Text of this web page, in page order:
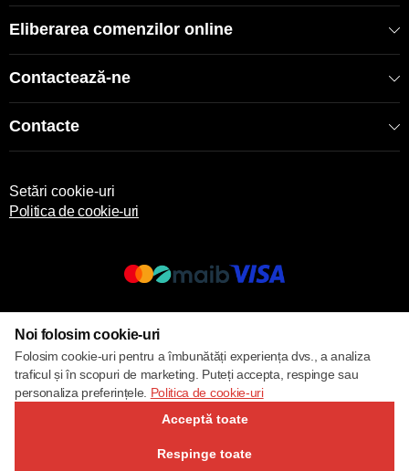
Eliberarea comenzilor online
Contactează-ne
Contacte
Setări cookie-uri
Politica de cookie-uri
Noi folosim cookie-uri
Folosim cookie-uri pentru a îmbunătăți experiența dvs., a analiza
traficul și în scopuri de marketing. Puteți accepta, respinge sau
personaliza preferințele. Politica de cookie-uri
Acceptă toate
Respinge toate